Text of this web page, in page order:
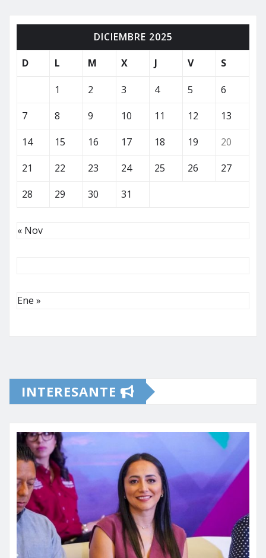
de
entradasDICIEMBRE 2025
D
L M X J V S
1 2 3 4 5
6
7
8 9 10 11 12
13
14
15 16 17 18 19
20
21
22 23 24 25 26
27
28
29 30 31
« Nov
Ene »
INTERESANTE